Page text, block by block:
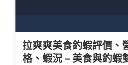
拉爽爽美食釣蝦評價、
格、蝦況 – 美食與釣蝦